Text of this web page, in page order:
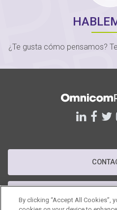
¿Te gusta cómo pensamos?
By clicking “Accept All Cookies”,